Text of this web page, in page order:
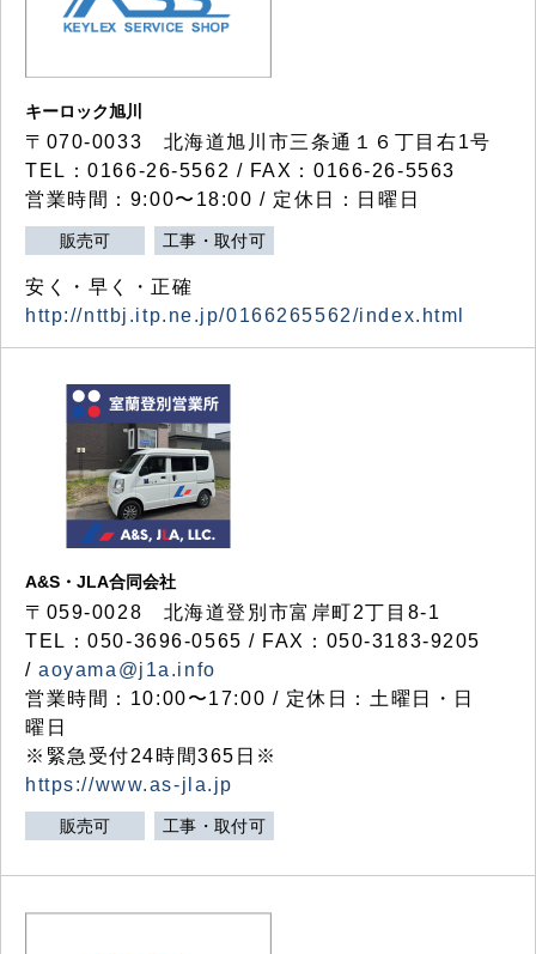
キーロック旭川
〒070-0033 北海道旭川市三条通１６丁目右1号
TEL：0166-26-5562 / FAX：0166-26-5563
営業時間：9:00〜18:00 / 定休日：日曜日
販売可 工事・取付可
安く・早く・正確
http://nttbj.itp.ne.jp/0166265562/index.html
A&S・JLA合同会社
〒 059-0028 北海道登別市富岸町2丁目 8-1
TEL：050-3696-0565 / FAX：050-3183-9205
/aoyama@j1a.info
営業時間：10:00〜17:00 / 定休日：土曜日・日
曜日
※緊急受付24時間365日※
https://www.as-jla.jp
販売可 工事・取付可